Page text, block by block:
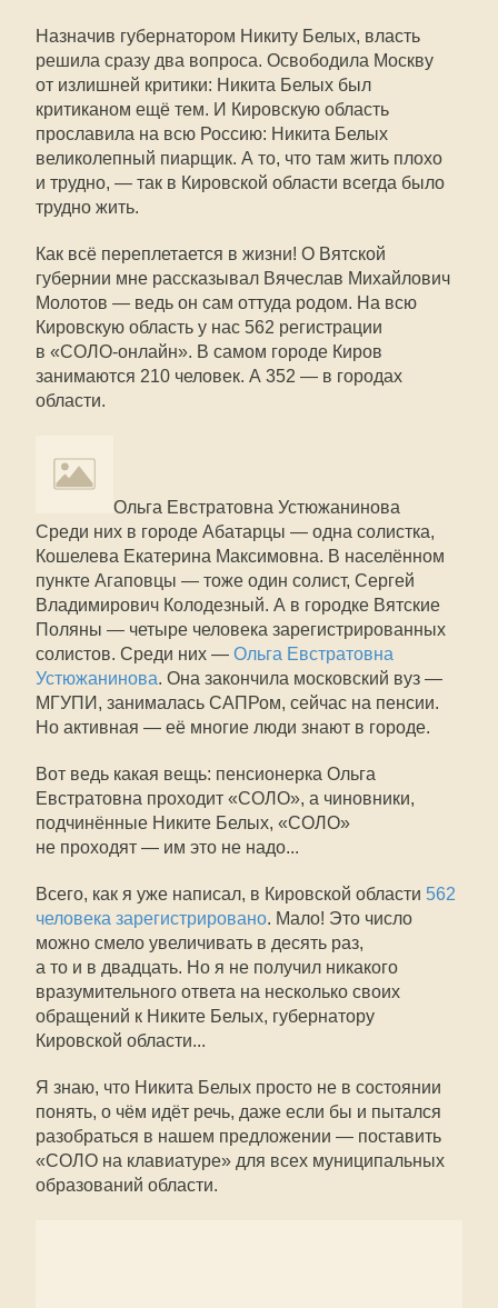
Назначив губернатором Никиту Белых, власть
решила сразу два вопроса. Освободила Москву
от излишней критики: Никита Белых был
критиканом ещё тем. И Кировскую область
прославила на всю Россию: Никита Белых
великолепный пиарщик. А то, что там жить плохо
и трудно, — так в Кировской области всегда было
трудно жить.
Как всё переплетается в жизни! О Вятской
губернии мне рассказывал Вячеслав Михайлович
Молотов — ведь он сам оттуда родом. На всю
Кировскую область у нас 562 регистрации
в «СОЛО-онлайн». В самом городе Киров
занимаются 210 человек. А 352 — в городах
области.
Ольга Евстратовна Устюжанинова
Среди них в городе Абатарцы — одна солистка,
Кошелева Екатерина Максимовна. В населённом
пункте Агаповцы — тоже один солист, Сергей
Владимирович Колодезный. А в городке Вятские
Поляны — четыре человека зарегистрированных
солистов. Среди них — Ольга Евстратовна
Устюжанинова. Она закончила московский вуз —
МГУПИ, занималась САПРом, сейчас на пенсии.
Но активная — её многие люди знают в городе.
Вот ведь какая вещь: пенсионерка Ольга
Евстратовна проходит «СОЛО», а чиновники,
подчинённые Никите Белых, «СОЛО»
не проходят — им это не надо...
Всего, как я уже написал, в Кировской области 562
человека зарегистрировано. Мало! Это число
можно смело увеличивать в десять раз,
а то и в двадцать. Но я не получил никакого
вразумительного ответа на несколько своих
обращений к Никите Белых, губернатору
Кировской области...
Я знаю, что Никита Белых просто не в состоянии
понять, о чём идёт речь, даже если бы и пытался
разобраться в нашем предложении — поставить
«СОЛО на клавиатуре» для всех муниципальных
образований области.